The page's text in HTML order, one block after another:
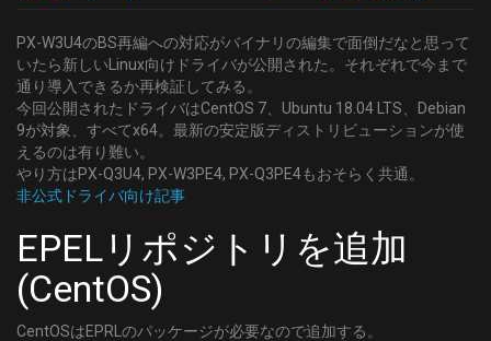
PX-W3U4のBS再編への対応がバイナリの編集で面倒だなと思って
いたら新しいLinux向けドライバが公開された。それぞれで今まで
通り導入できるか再検証してみる。
今回公開されたドライバはCentOS 7、Ubuntu 18.04 LTS、Debian
9が対象、すべてx64。最新の安定版ディストリビューションが使
えるのは有り難い。
やり方はPX-Q3U4, PX-W3PE4, PX-Q3PE4もおそらく共通。
非公式ドライバ向け記事
EPELリポジトリを追加
(CentOS)
CentOSはEPRLのパッケージが必要なので追加する。